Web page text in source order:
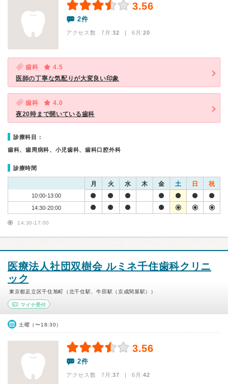
3.56
2件
アクセス数 7月:32 | 6月:20
歯科
4.5
医師の丁寧な気配りが大変良い印象
歯科
4.0
夜20時まで開いている歯科
診療科目：
歯科、歯周病科、小児歯科、歯科口腔外科
診療時間
月 火 水 木 金 土 日 祝
10:00-13:00
14:30-20:00
14:30-17:00
医療法人社団双樹会 ルミネ千住歯科クリニ
ック
東京都足立区千住旭町（北千住駅、牛田駅（京成関屋駅））
マイナ受付
土曜（〜18:30）
3.56
2件
アクセス数 7月:37 | 6月:42